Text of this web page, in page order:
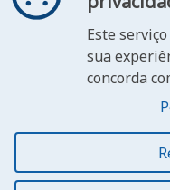
© 2026 República
Este
sua
concorda